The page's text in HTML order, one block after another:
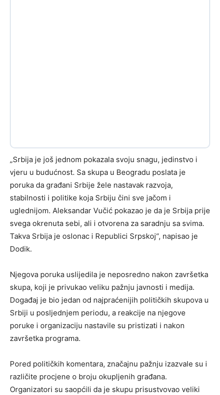
„Srbija je još jednom pokazala svoju snagu, jedinstvo i
vjeru u budućnost. Sa skupa u Beogradu poslata je
poruka da građani Srbije žele nastavak razvoja,
stabilnosti i politike koja Srbiju čini sve jačom i
uglednijom. Aleksandar Vučić pokazao je da je Srbija prije
svega okrenuta sebi, ali i otvorena za saradnju sa svima.
Takva Srbija je oslonac i Republici Srpskoj“, napisao je
Dodik.
Njegova poruka uslijedila je neposredno nakon završetka
skupa, koji je privukao veliku pažnju javnosti i medija.
Događaj je bio jedan od najpraćenijih političkih skupova u
Srbiji u posljednjem periodu, a reakcije na njegove
poruke i organizaciju nastavile su pristizati i nakon
završetka programa.
Pored političkih komentara, značajnu pažnju izazvale su i
različite procjene o broju okupljenih građana.
Organizatori su saopćili da je skupu prisustvovao veliki